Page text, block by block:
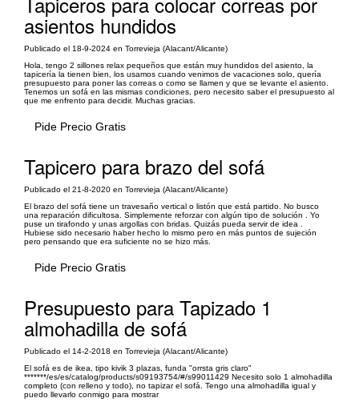
asientos hundidos
Publicado el 18-9-2024 en Torrevieja (Alacant/Alicante)
Hola, tengo 2 sillones relax pequeños que están muy hundidos del asiento, la
tapicería la tienen bien, los usamos cuando venimos de vacaciones solo, quería
presupuesto para poner las correas o como se llamen y que se levante el asiento.
Tenemos un sofá en las mismas condiciones, pero necesito saber el presupuesto al
que me enfrento para decidir. Muchas gracias.
Pide Precio Gratis
Tapicero para brazo del sofá
Publicado el 21-8-2020 en Torrevieja (Alacant/Alicante)
El brazo del sofá tiene un travesaño vertical o listón que está partido. No busco
una reparación dificultosa. Simplemente reforzar con algún tipo de solución . Yo
puse un tirafondo y unas argollas con bridas. Quizás pueda servir de idea .
Hubiese sido necesario haber hecho lo mismo pero en más puntos de sujeción
pero pensando que era suficiente no se hizo más.
Pide Precio Gratis
Presupuesto para Tapizado 1
almohadilla de sofá
Publicado el 14-2-2018 en Torrevieja (Alacant/Alicante)
El sofá es de ikea, tipo kivik 3 plazas, funda "orrsta gris claro"
*******/es/es/catalog/products/s09193754/#/s99011429 Necesito solo 1 almohadilla
completo (con relleno y todo), no tapizar el sofá. Tengo una almohadilla igual y
puedo llevarlo conmigo para mostrar